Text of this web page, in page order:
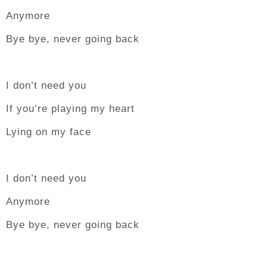
Anymore
Bye bye, never going back
I don’t need you
If you’re playing my heart
Lying on my face
I don’t need you
Anymore
Bye bye, never going back